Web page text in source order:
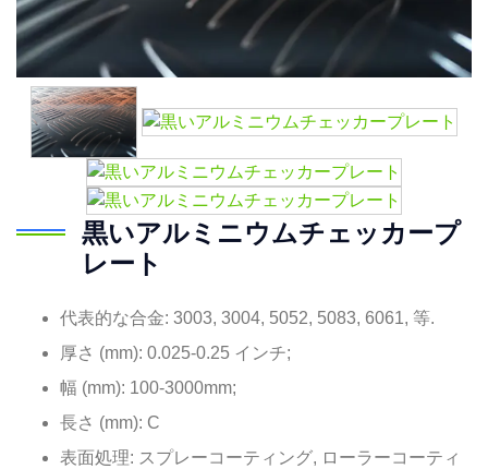
黒いアルミニウムチェッカープ
レート
代表的な合金: 3003, 3004, 5052, 5083, 6061, 等.
厚さ (mm): 0.025-0.25 インチ;
幅 (mm): 100-3000mm;
長さ (mm): C
表面処理: スプレーコーティング, ローラーコーティ